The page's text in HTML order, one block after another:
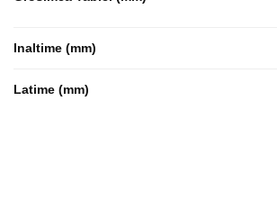
Inaltime (mm)
Latime (mm)